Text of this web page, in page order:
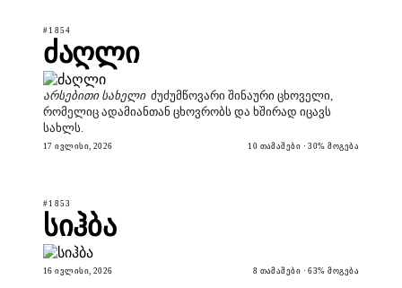
#1854
ძაღლი
არსებითი სახელი ძუძუმწოვარი შინაური ცხოველი,
რომელიც ადამიანთან ცხოვრობს და ხშირად იცავს
სახლს.
17 ᲘᲕᲚᲘᲡᲘ, 2026 10 ᲗᲐᲛᲐᲨᲔᲑᲘ · 30% ᲛᲝᲒᲔᲑᲐ
#1853
სიჰბა
16 ᲘᲕᲚᲘᲡᲘ, 2026 8 ᲗᲐᲛᲐᲨᲔᲑᲘ · 63% ᲛᲝᲒᲔᲑᲐ